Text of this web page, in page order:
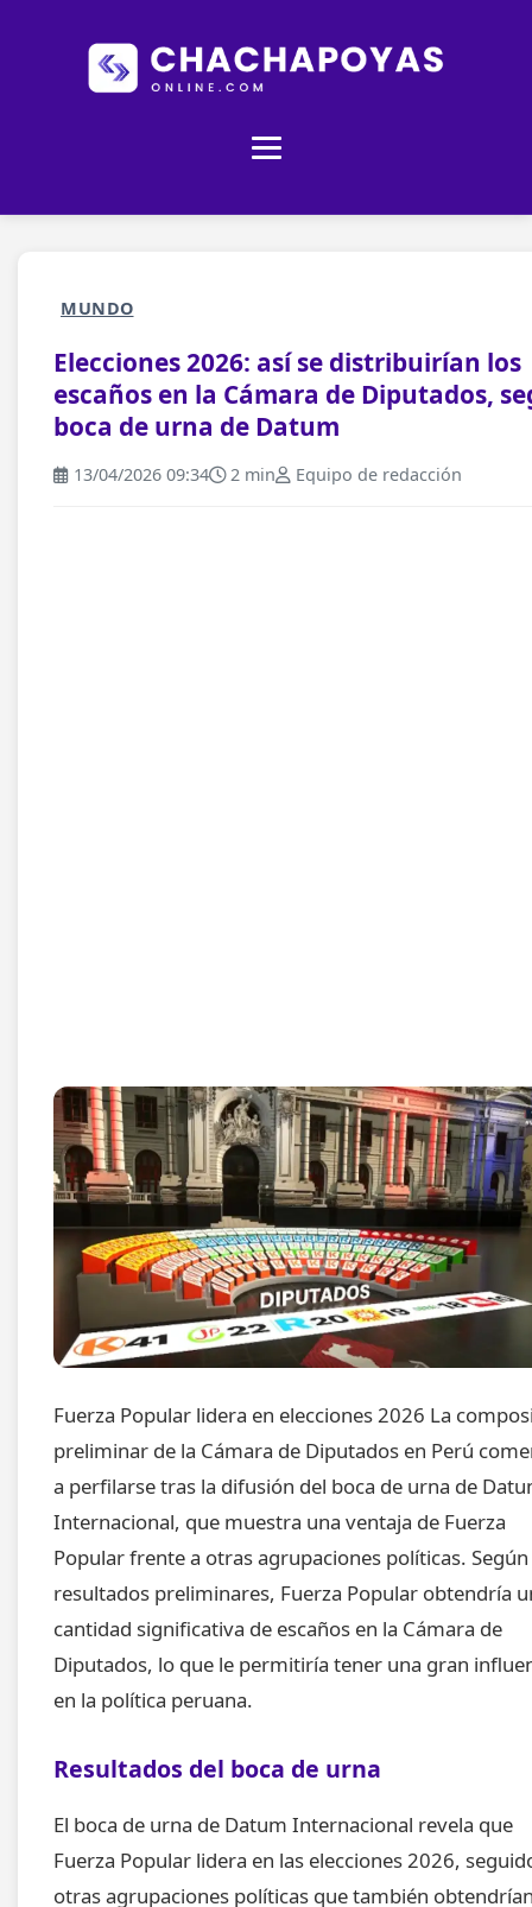
MUNDO
Elecciones 2026: así se distribuirían los
escaños en la Cámara de Diputados,
boca de urna de Datum
13/04/2026 09:34 2 min Equipo de redacción
Fuerza Popular lidera en elecciones 2026 La
preliminar de la Cámara de Diputados en Perú
a perfilarse tras la difusión del boca de urna de
Internacional, que muestra una ventaja de Fuerza
Popular frente a otras agrupaciones políticas.
resultados preliminares, Fuerza Popular obtendría
cantidad significativa de escaños en la Cámara de
Diputados, lo que le permitiría tener una gran
en la política peruana.
Resultados del boca de urna
El boca de urna de Datum Internacional revela que
Fuerza Popular lidera en las elecciones 2026,
otras agrupaciones políticas que también